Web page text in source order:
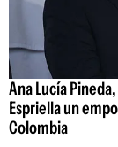
Ana Lucía
Espriella un
Colombia